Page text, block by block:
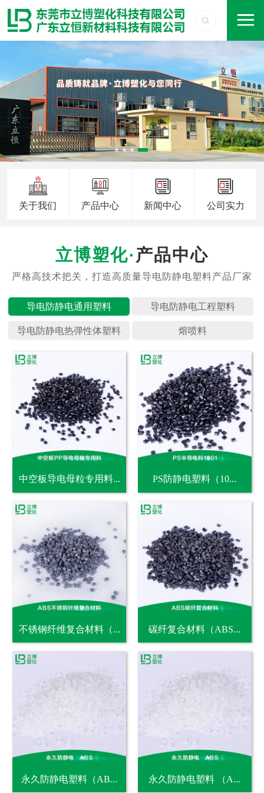
关于我们 产品中心 新闻中心 公司实力
产品中心
导电防静 导电防静
导电防静 熔喷料
中空板导电母粒专用料... PS防静电塑料（10...
不锈钢纤维复合材料（... 碳纤复合材料（ABS...
永久防静电塑料（AB... 永久防静电塑料 （A...